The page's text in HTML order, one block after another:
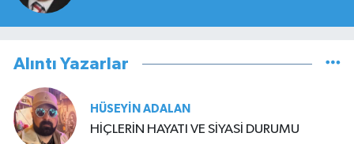
Alıntı Yazarlar
HÜSEYIN ADALAN
HİÇLERİN HAYATI VE SİYASİ DURUMU